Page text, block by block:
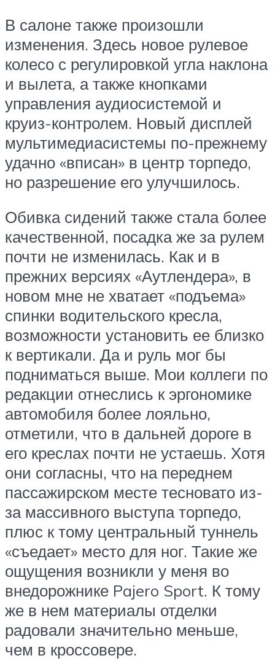
В салоне также произошли
изменения. Здесь новое рулевое
колесо с регулировкой угла наклона
и вылета, а также кнопками
управления аудиосистемой и
круиз-контролем. Новый дисплей
мультимедиасистемы по-прежнему
удачно «вписан» в центр торпедо,
но разрешение его улучшилось.
Обивка сидений также стала более
качественной, посадка же за рулем
почти не изменилась. Как и в
прежних версиях «Аутлендера», в
новом мне не хватает «подъема»
спинки водительского кресла,
возможности установить ее близко
к вертикали. Да и руль мог бы
подниматься выше. Мои коллеги по
редакции отнеслись к эргономике
автомобиля более лояльно,
отметили, что в дальней дороге в
его креслах почти не устаешь. Хотя
они согласны, что на переднем
пассажирском месте тесновато из-
за массивного выступа торпедо,
плюс к тому центральный туннель
«съедает» место для ног. Такие же
ощущения возникли у меня во
внедорожнике Pajero Sport. К тому
же в нем материалы отделки
радовали значительно меньше,
чем в кроссовере.